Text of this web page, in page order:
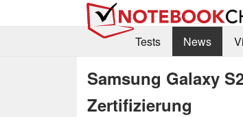
Tests
News
Samsung Galaxy
Zertifizierung